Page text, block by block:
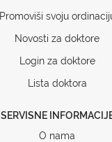
Promoviši svoju
Novosti za doktore
Login za doktore
Lista doktora
SERVISNE
O nama